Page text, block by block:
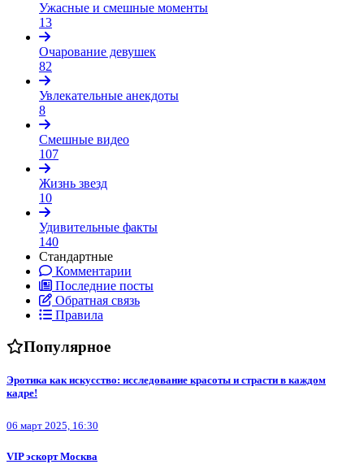
Ужасные и смешные моменты
13
Очарование девушек
82
Увлекательные анекдоты
8
Смешные видео
107
Жизнь звезд
10
Удивительные факты
140
Стандартные
Комментарии
Последние посты
Обратная связь
Правила
Популярное
Эротика как искусство: исследование красоты и страсти в каждом
кадре!
06 март 2025, 16:30
VIP эскорт Москва